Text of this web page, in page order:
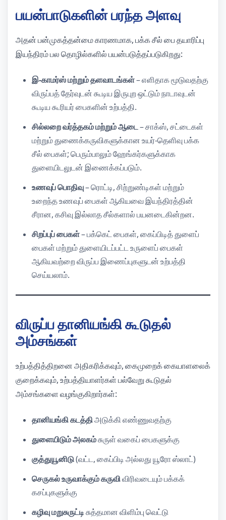
பயன்பாடுகளின் பரந்த அளவு
அதன் பன்முகத்தன்மை காரணமாக, பக்க சீல் பை தயாரிப்பு
இயந்திரம் பல தொழில்களில் பயன்படுத்தப்படுகிறது:
இ-காமர்ஸ் மற்றும் தளவாடங்கள்– எளிதாக மூடுவதற்கு
விருப்பத் தேர்வுடன் கூடிய இருபுற ஒட்டும் நாடாவுடன்
கூடிய கூரியர் பைகளின் உற்பத்தி.
சில்லறை வர்த்தகம் மற்றும் ஆடை– சாக்ஸ், சட்டைகள்
மற்றும் துணைக்கருவிகளுக்கான உயர்-தெளிவு பக்க
சீல் பைகள்; பெரும்பாலும் ஹேங்கர்களுக்காக
துளையிடலுடன் இணைக்கப்படும்.
உணவுப் பொதிவு– ரொட்டி, சிற்றுண்டிகள் மற்றும்
உறைந்த உணவுப் பைகள் ஆகியவை இயந்திரத்தின்
சீரான, கசிவு இல்லாத சீல்களால் பயனடைகின்றன.
சிறப்புப் பைகள்– பக்கெட் பைகள், கைப்பிடித் துளைப்
பைகள் மற்றும் துளையிடப்பட்ட உருளைப் பைகள்
ஆகியவற்றை விருப்ப இணைப்புகளுடன் உற்பத்தி
செய்யலாம்.
விருப்ப தானியங்கி கூடுதல்
அம்சங்கள்
உற்பத்தித்திறனை அதிகரிக்கவும், கைமுறைக் கையாளலைக்
குறைக்கவும், உற்பத்தியாளர்கள் பல்வேறு கூடுதல்
அம்சங்களை வழங்குகிறார்கள்:
தானியங்கி கடத்திஅடுக்கி எண்ணுவதற்கு
துளையிடும் அலகம்சுருள் வகைப் பைகளுக்கு
குத்துயூனிடு(வட்ட, கைப்பிடி அல்லது யூரோ ஸ்லாட்)
செருகல் உருவாக்கும் கருவிவிரிவடையும் பக்கக்
கசப்புகளுக்கு
கழிவு மறுசுருட்டிசுத்தமான விளிம்பு வெட்டு